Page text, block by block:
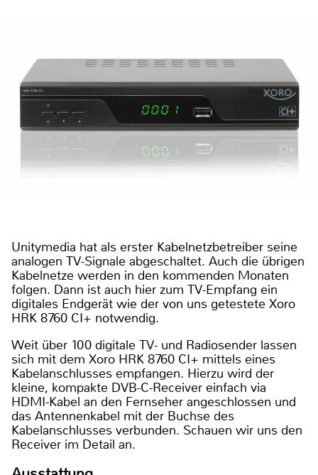
Unitymedia hat als erster Kabelnetzbetreiber seine
analogen TV-Signale abgeschaltet. Auch die übrigen
Kabelnetze werden in den kommenden Monaten
folgen. Dann ist auch hier zum TV-Empfang ein
digitales Endgerät wie der von uns getestete Xoro
HRK 8760 CI+ notwendig.
Weit über 100 digitale TV- und Radiosender lassen
sich mit dem Xoro HRK 8760 CI+ mittels eines
Kabelanschlusses empfangen. Hierzu wird der
kleine, kompakte DVB-C-Receiver einfach via
HDMI-Kabel an den Fernseher angeschlossen und
das Antennenkabel mit der Buchse des
Kabelanschlusses verbunden. Schauen wir uns den
Receiver im Detail an.